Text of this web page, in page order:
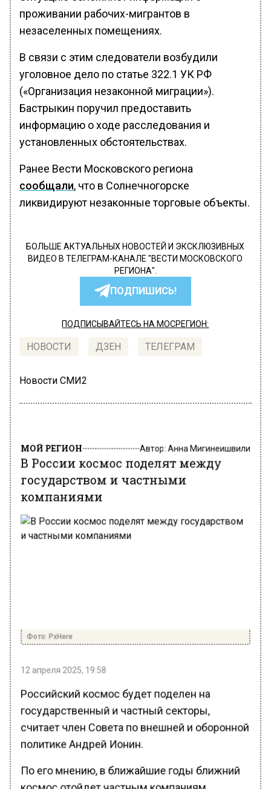
проживании рабочих-мигрантов в
незаселенных помещениях.
В связи с этим следователи возбудили
уголовное дело по статье 322.1 УК РФ
(«Организация незаконной миграции»).
Бастрыкин поручил предоставить
информацию о ходе расследования и
установленных обстоятельствах.
Ранее Вести Московского региона
сообщали, что в Солнечногорске
ликвидируют незаконные торговые объекты.
БОЛЬШЕ АКТУАЛЬНЫХ НОВОСТЕЙ И ЭКСКЛЮЗИВНЫХ
ВИДЕО В ТЕЛЕГРАМ-КАНАЛЕ "ВЕСТИ МОСКОВСКОГО
РЕГИОНА".
ПОДПИШИСЬ!
ПОДПИСЫВАЙТЕСЬ НА МОСРЕГИОН:
НОВОСТИ ДЗЕН ТЕЛЕГРАМ
Новости СМИ2
МОЙ РЕГИОН Автор: Анна Мигинеишвили
В России космос поделят между
государством и частными
компаниями
Фото: PxHere
12 апреля 2025, 19:58
Российский космос будет поделен на
государственный и частный секторы,
считает член Совета по внешней и оборонной
политике Андрей Ионин.
По его мнению, в ближайшие годы ближний
космос отойдет частным компаниям,